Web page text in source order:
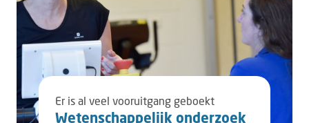
Er is al veel vooruitgang geboekt
Wetenschappelijk onderzoek